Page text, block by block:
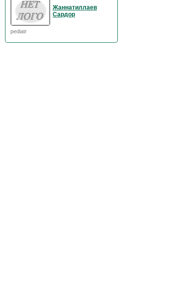
Жаннатиллаев
Сардор
pediatr